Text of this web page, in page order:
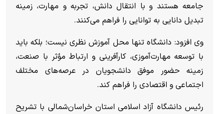
جامعه هستند و با انتقال دانش، تجربه و مهارت، زمینه
تبدیل دانایی به توانایی را فراهم می‌کنند.
وی افزود: دانشگاه تنها محل آموزش نظری نیست؛ بلکه باید
با توسعه مهارت‌آموزی، کارآفرینی و ارتباط مؤثر با صنعت،
زمینه حضور موفق دانشجویان در عرصه‌های مختلف
اجتماعی و اقتصادی را فراهم کند.
رئیس دانشگاه آزاد اسلامی استان خراسان‌شمالی با تشریح